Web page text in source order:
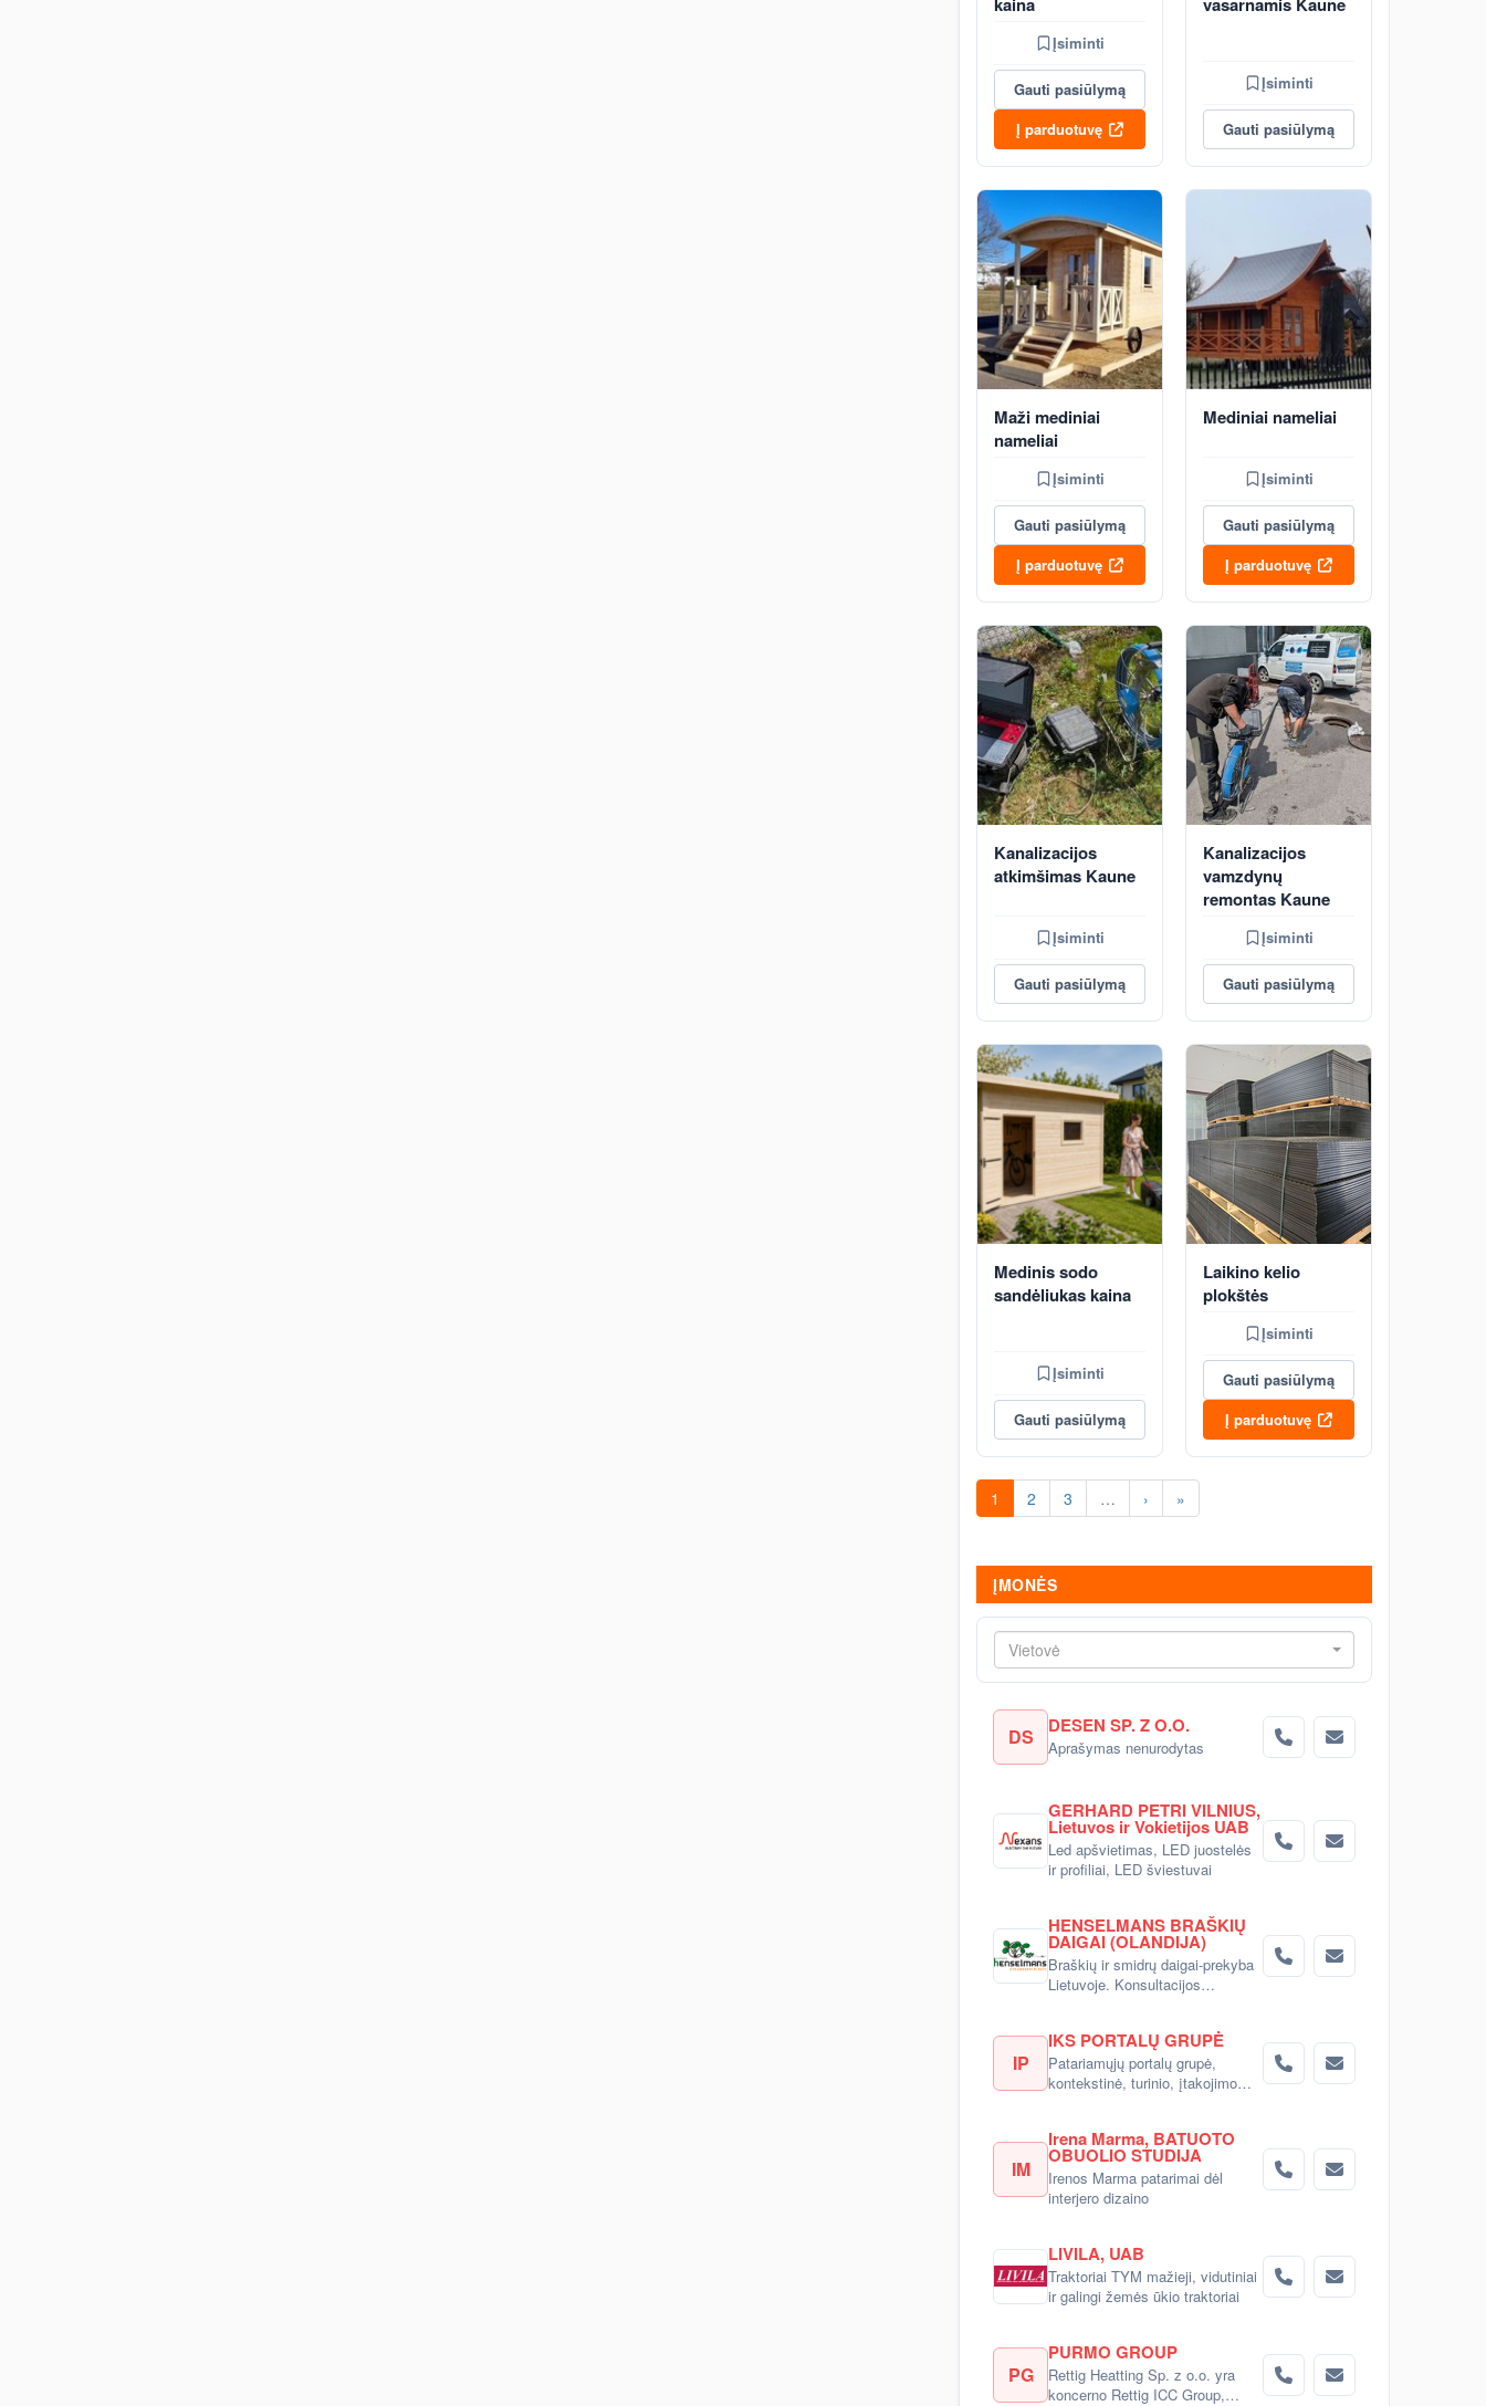
Įsiminti
Gauti pasiūlymą
Į parduotuvę
Įsiminti
Gauti pasiūlymą
Maži mediniai
nameliai
Įsiminti
Gauti pasiūlymą
Į parduotuvę
Mediniai nameliai
Įsiminti
Gauti pasiūlymą
Į parduotuvę
Kanalizacijos
atkimšimas Kaune
Įsiminti
Gauti pasiūlymą
Kanalizacijos
vamzdynų
remontas Kaune
Įsiminti
Gauti pasiūlymą
Medinis sodo
sandėliukas kaina
Įsiminti
Gauti pasiūlymą
Laikino kelio
plokštės
Įsiminti
Gauti pasiūlymą
Į parduotuvę
1 2 3 … › »
ĮMONĖS
Vietovė
DS DESEN SP. Z O.O.
Aprašymas nenurodytas
GERHARD PETRI VILNIUS,
Lietuvos ir Vokietijos UAB
Led apšvietimas, LED juostelės
ir profiliai, LED šviestuvai
HENSELMANS BRAŠKIŲ
DAIGAI (OLANDIJA)
Braškių ir smidrų daigai-prekyba
Lietuvoje. Konsultacijos
IP
IKS PORTALŲ GRUPĖ
Patariamųjų portalų grupė,
kontekstinė, turinio, įtakojimo
IM
Irena Marma, BATUOTO
OBUOLIO STUDIJA
Irenos Marma patarimai dėl
interjero dizaino
LIVILA, UAB
Traktoriai TYM mažieji, vidutiniai
ir galingi žemės ūkio traktoriai
PG
PURMO GROUP
Rettig Heatting Sp. z o.o. yra
koncerno Rettig ICC Group,